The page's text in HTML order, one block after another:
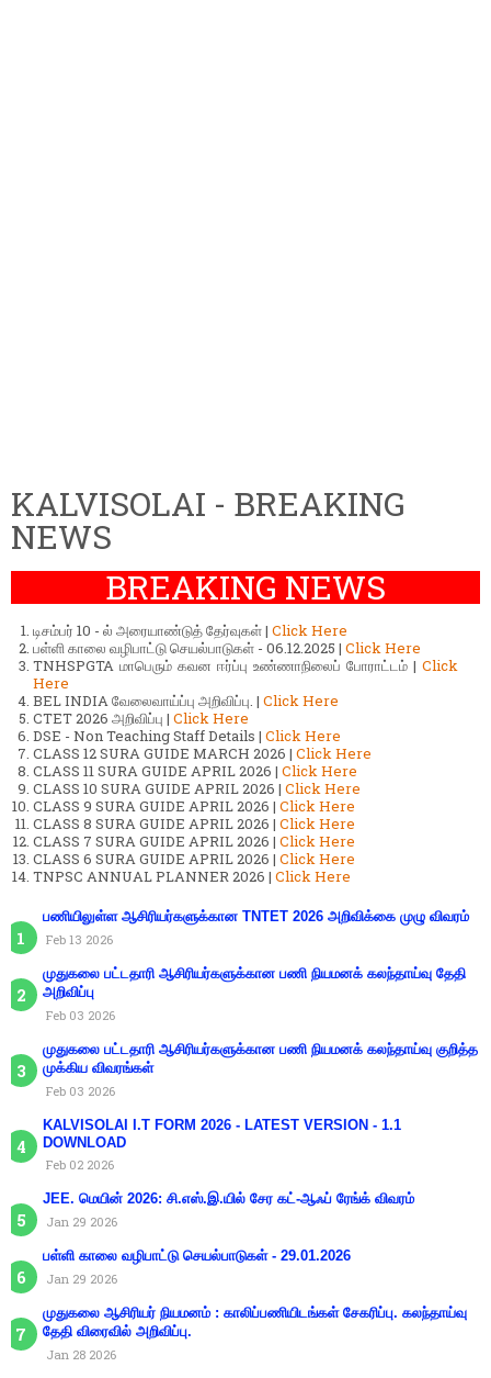
KALVISOLAI - BREAKING
NEWS
BREAKING NEWS
டிசம்பர் 10 - ல் அரையாண்டுத் தேர்வுகள் | Click Here
பள்ளி காலை வழிபாட்டு செயல்பாடுகள் - 06.12.2025 | Click Here
TNHSPGTA மாபெரும் கவன ஈர்ப்பு உண்ணாநிலைப் போராட்டம் | Click
Here
BEL INDIA வேலைவாய்ப்பு அறிவிப்பு. | Click Here
CTET 2026 அறிவிப்பு | Click Here
DSE - Non Teaching Staff Details | Click Here
CLASS 12 SURA GUIDE MARCH 2026 | Click Here
CLASS 11 SURA GUIDE APRIL 2026 | Click Here
CLASS 10 SURA GUIDE APRIL 2026 | Click Here
CLASS 9 SURA GUIDE APRIL 2026 | Click Here
CLASS 8 SURA GUIDE APRIL 2026 | Click Here
CLASS 7 SURA GUIDE APRIL 2026 | Click Here
CLASS 6 SURA GUIDE APRIL 2026 | Click Here
TNPSC ANNUAL PLANNER 2026 | Click Here
பணியிலுள்ள ஆசிரியர்களுக்கான TNTET 2026 அறிவிக்கை முழு விவரம்
Feb 13 2026
முதுகலை பட்டதாரி ஆசிரியர்களுக்கான பணி நியமனக் கலந்தாய்வு தேதி
அறிவிப்பு
Feb 03 2026
முதுகலை பட்டதாரி ஆசிரியர்களுக்கான பணி நியமனக் கலந்தாய்வு குறித்த
முக்கிய விவரங்கள்
Feb 03 2026
KALVISOLAI I.T FORM 2026 - LATEST VERSION - 1.1
DOWNLOAD
Feb 02 2026
JEE. மெயின் 2026: சி.எஸ்.இ.யில் சேர கட்-ஆஃப் ரேங்க் விவரம்
Jan 29 2026
பள்ளி காலை வழிபாட்டு செயல்பாடுகள் - 29.01.2026
Jan 29 2026
முதுகலை ஆசிரியர் நியமனம் : காலிப்பணியிடங்கள் சேகரிப்பு. கலந்தாய்வு
தேதி விரைவில் அறிவிப்பு.
Jan 28 2026